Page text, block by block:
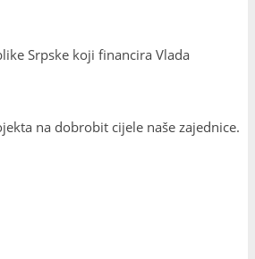
Srpske koji financira Vlada
na dobrobit cijele naše zajednice.